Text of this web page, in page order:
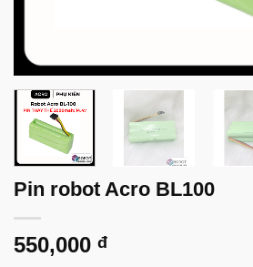
Pin robot Acro BL100
550,000 đ